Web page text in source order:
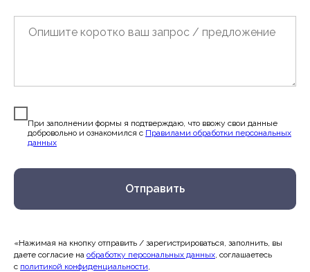
При заполнении формы я подтверждаю, что ввожу свои данные
добровольно и ознакомился c Правилами обработки персональных
данных
Отправить
«Нажимая на кнопку отправить / зарегистрироваться, заполнить, вы
даете согласие на обработку персональных данных , соглашаетесь
c политикой конфиденциальности